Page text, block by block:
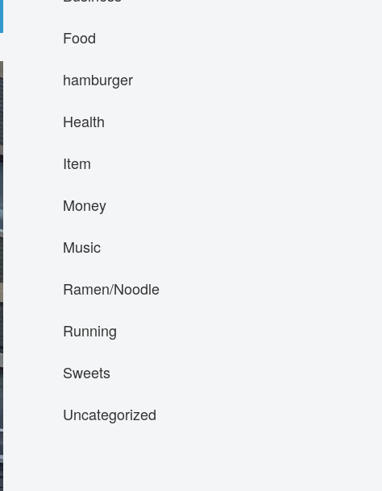
Food
hamburger
Health
Item
Money
Music
Ramen/Noodle
Running
Sweets
Uncategorized